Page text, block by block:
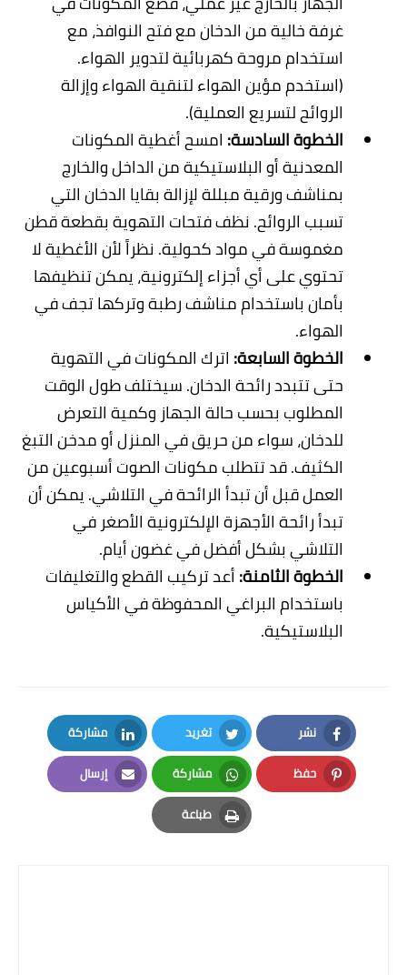
غرفة خالية من الدخان مع فتح النوافذ، مع
استخدام مروحة كهربائية لتدوير الهواء.
(استخدم مؤين الهواء لتنقية الهواء وإزالة
الروائح لتسريع العملية).
الخطوة السادسة: امسح أغطية المكونات
المعدنية أو البلاستيكية من الداخل والخارج
بمناشف ورقية مبللة لإزالة بقايا الدخان التي
تسبب الروائح. نظف فتحات التهوية بقطعة قطن
مغموسة في مواد كحولية. نظراً لأن الأغطية لا
تحتوي على أي أجزاء إلكترونية، يمكن تنظيفها
بأمان باستخدام مناشف رطبة وتركها تجف في
الهواء.
الخطوة السابعة: اترك المكونات في التهوية
حتى تتبدد رائحة الدخان. سيختلف طول الوقت
المطلوب بحسب حالة الجهاز وكمية التعرض
للدخان، سواء من حريق في المنزل أو مدخن التبغ
الكثيف. قد تتطلب مكونات الصوت أسبوعين من
العمل قبل أن تبدأ الرائحة في التلاشي. يمكن أن
تبدأ رائحة الأجهزة الإلكترونية الأصغر في
التلاشي بشكل أفضل في غضون أيام.
الخطوة الثامنة:أعد تركيب القطع والتغليفات
باستخدام البراغي المحفوظة في الأكياس
البلاستيكية.
نشر
Facebook
تغريد
Twitter
مشاركة
LinkedIn
حفظ
Pinterest
مشاركة
Whatsapp
إرسال
Email
طباعة
Print